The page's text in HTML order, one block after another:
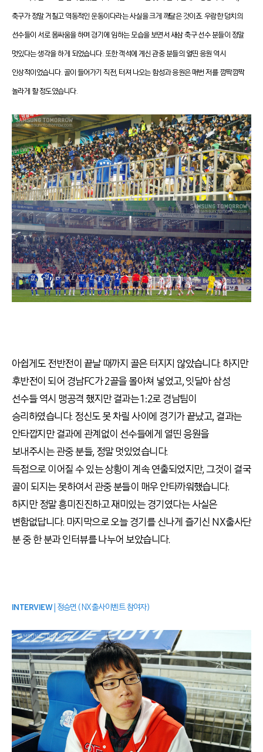
축구가 정말 거칠고 역동적인 운동이다라는 사실을 크게 깨달은 것이죠. 우람한 덩치의
선수들이 서로 몸싸움을 하며 경기에 임하는 모습을 보면서 새삼 축구 선수 분들이 정말
멋있다는 생각을 하게 되었습니다. 또한 객석에 계신 관중 분들의 열띤 응원 역시
인상적이었습니다. 골이 들어가기 직전, 터져 나오는 함성과 응원은 매번 저를 깜짝깜짝
놀라게 할 정도였습니다.
아쉽게도 전반전이 끝날 때까지 골은 터지지 않았습니다. 하지만
후반전이 되어 경남FC가 2골을 몰아쳐 넣었고, 잇달아 삼성
선수들 역시 맹공격 했지만 결과는 1:2로 경남팀이
승리하였습니다. 정신도 못 차릴 사이에 경기가 끝났고, 결과는
안타깝지만 결과에 관계없이 선수들에게 열띤 응원을
보내주시는 관중 분들, 정말 멋있었습니다.
득점으로 이어질 수 있는 상황이 계속 연출되었지만, 그것이 결국
골이 되지는 못하여서 관중 분들이 매우 안타까워했습니다.
하지만 정말 흥미진진하고 재미있는 경기였다는 사실은
변함없답니다. 마지막으로 오늘 경기를 신나게 즐기신 NX출사단
분 중 한 분과 인터뷰를 나누어 보았습니다.
INTERVIEW| 정승면 (NX출사이벤트 참여자)